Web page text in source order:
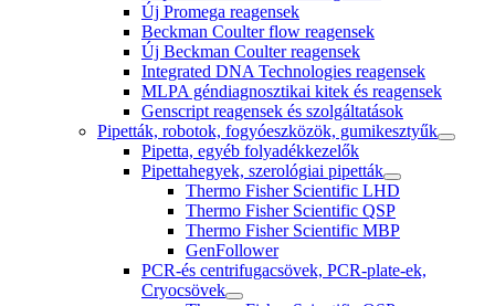
Új Promega reagensek
Beckman Coulter flow reagensek
Új Beckman Coulter reagensek
Integrated DNA Technologies reagensek
MLPA géndiagnosztikai kitek és reagensek
Genscript reagensek és szolgáltatások
Pipetták, robotok, fogyóeszközök, gumikesztyűk
Pipetta, egyéb folyadékkezelők
Pipettahegyek, szerológiai pipetták
Thermo Fisher Scientific LHD
Thermo Fisher Scientific QSP
Thermo Fisher Scientific MBP
GenFollower
PCR-és centrifugacsövek, PCR-plate-ek,
Cryocsövek